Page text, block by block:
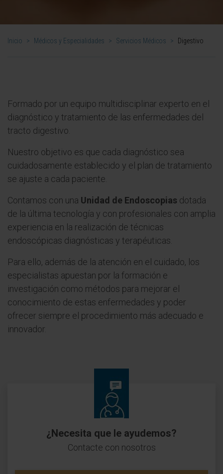
Inicio > Médicos y Especialidades > Servicios Médicos > Digestivo
Formado por un equipo multidisciplinar experto en el
diagnóstico y tratamiento de las enfermedades del
tracto digestivo.
Nuestro objetivo es que cada diagnóstico sea
cuidadosamente establecido y el plan de tratamiento
se ajuste a cada paciente.
Contamos con una Unidad de Endoscopias dotada
de la última tecnología y con profesionales con amplia
experiencia en la realización de técnicas
endoscópicas diagnósticas y terapéuticas.
Para ello, además de la atención en el cuidado, los
especialistas apuestan por la formación e
investigación como métodos para mejorar el
conocimiento de estas enfermedades y poder
ofrecer siempre el procedimiento más adecuado e
innovador.
¿Necesita que le ayudemos?
Contacte con nosotros